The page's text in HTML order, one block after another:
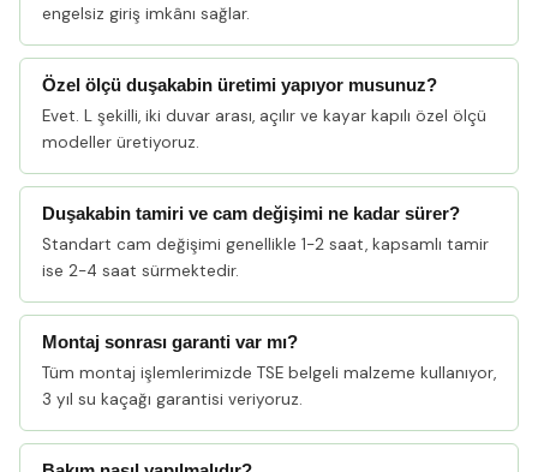
engelsiz giriş imkânı sağlar.
Özel ölçü duşakabin üretimi yapıyor musunuz?
Evet. L şekilli, iki duvar arası, açılır ve kayar kapılı özel ölçü
modeller üretiyoruz.
Duşakabin tamiri ve cam değişimi ne kadar sürer?
Standart cam değişimi genellikle 1-2 saat, kapsamlı tamir
ise 2-4 saat sürmektedir.
Montaj sonrası garanti var mı?
Tüm montaj işlemlerimizde TSE belgeli malzeme kullanıyor,
3 yıl su kaçağı garantisi veriyoruz.